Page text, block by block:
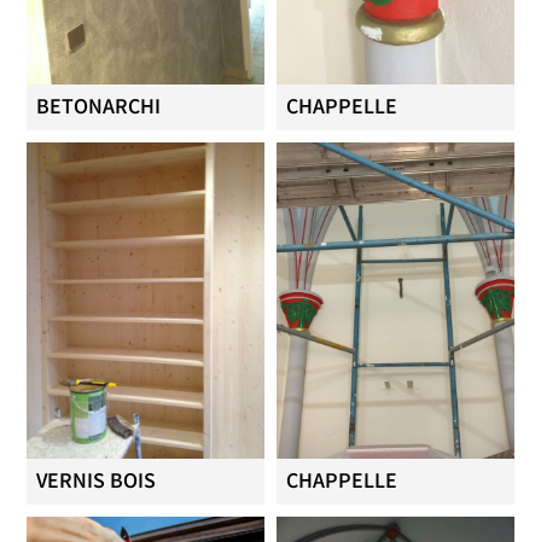
BETONARCHI CHAPPELLE
VERNIS BOIS CHAPPELLE